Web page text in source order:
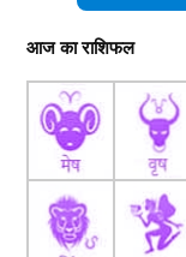
आज का राशिफल